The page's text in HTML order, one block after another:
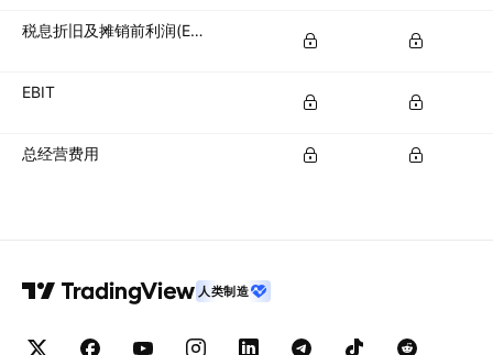
税息折旧及摊销前利润(EBITDA)
EBIT
总经营费用
人类制造